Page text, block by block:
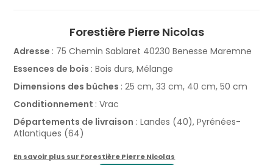
Forestière Pierre Nicolas
Adresse : 75 Chemin Sablaret 40230 Benesse Maremne
Essences de bois : Bois durs, Mélange
Dimensions des bûches : 25 cm, 33 cm, 40 cm, 50 cm
Conditionnement : Vrac
Départements de livraison : Landes (40), Pyrénées-
Atlantiques (64)
En savoir plus sur Forestière Pierre Nicolas